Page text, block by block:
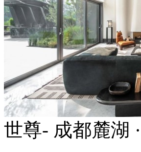
世尊- 成都麓湖